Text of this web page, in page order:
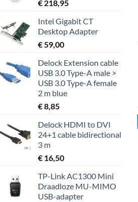
€ 218,95
Intel Gigabit CT
Desktop Adapter
€59,00
Delock Extension cable
USB 3.0 Type-A male >
USB 3.0 Type-A female
2 m blue
€8,85
Delock HDMI to DVI
24+1 cable bidirectional
3 m
€ 16,50
TP-Link AC1300 Mini
Draadloze MU-MIMO
USB-adapter